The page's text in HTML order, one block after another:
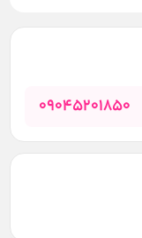
09045201850